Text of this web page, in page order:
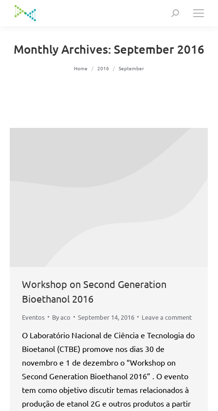
Search:
Monthly Archives: September 2016
You are here:
Home 2016 September
Workshop on Second Generation
Bioethanol 2016
Eventos Byaco September 14, 2016 Leave a comment
O Laboratório Nacional de Ciência e Tecnologia do
Bioetanol (CTBE) promove nos dias 30 de
novembro e 1 de dezembro o “Workshop on
Second Generation Bioethanol 2016” . O evento
tem como objetivo discutir temas relacionados à
produção de etanol 2G e outros produtos a partir